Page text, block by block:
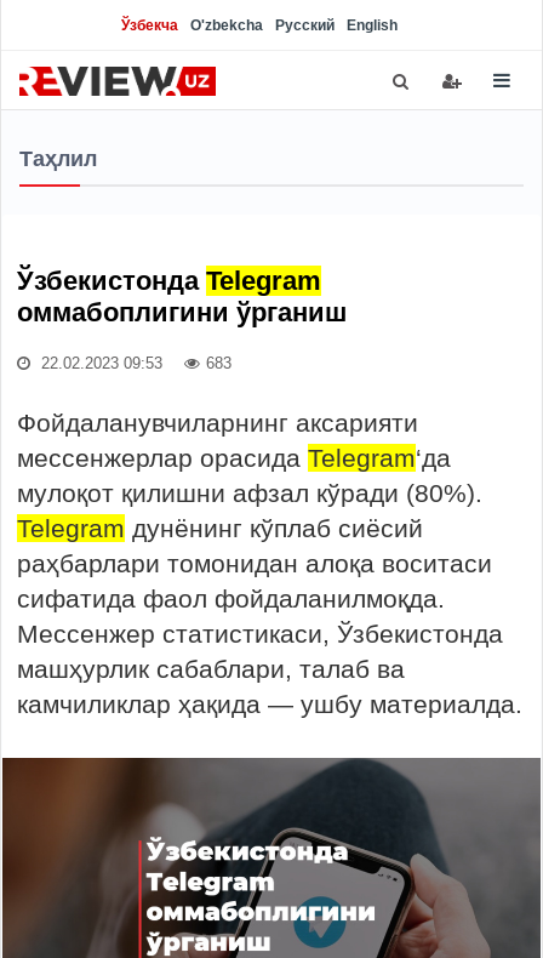
Ўзбекча O'zbekcha Русский English
Таҳлил
Ўзбекистонда Telegram
оммабоплигини ўрганиш
22.02.2023 09:53 683
Фойдаланувчиларнинг аксарияти
мессенжерлар орасида Telegram‘да
мулоқот қилишни афзал кўради (80%).
Telegram дунёнинг кўплаб сиёсий
раҳбарлари томонидан алоқа воситаси
сифатида фаол фойдаланилмоқда.
Мессенжер статистикаси, Ўзбекистонда
машҳурлик сабаблари, талаб ва
камчиликлар ҳақида — ушбу материалда.